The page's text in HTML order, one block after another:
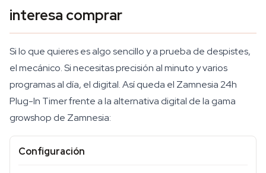
interesa comprar
Si lo que quieres es algo sencillo y a prueba de despistes,
el mecánico. Si necesitas precisión al minuto y varios
programas al día, el digital. Así queda el Zamnesia 24h
Plug-In Timer frente a la alternativa digital de la gama
growshop de Zamnesia:
Configuración